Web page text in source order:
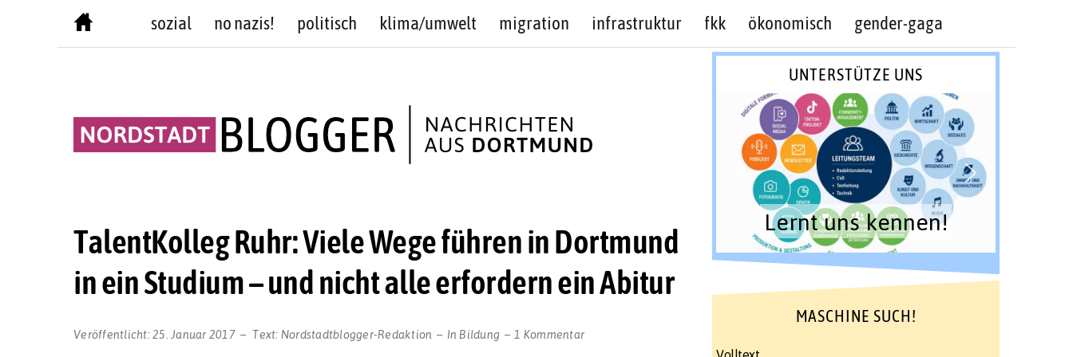
sozial no nazis! politisch klima/umwelt migration infrastruktur fkk ökonomisch gender-gaga
TalentKolleg Ruhr: Viele Wege führen in Dortmund
in ein Studium – und nicht alle erfordern ein Abitur
Veröffentlicht: 25. Januar 2017 Text: Nordstadtblogger-Redaktion In Bildung 1 Kommentarzu
UNTERSTÜTZE UNS
Lernt uns kennen!
MASCHINE SUCH!